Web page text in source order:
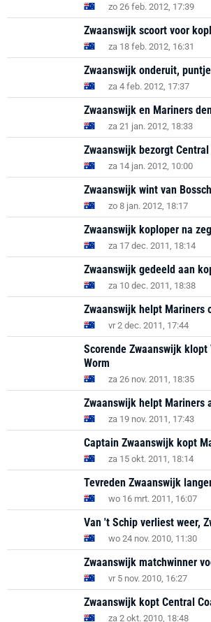
zo 26 feb. 2012, 17:39
Zwaanswijk scoort voor
za 18 feb. 2012, 16:31
Zwaanswijk onderuit,
za 4 feb. 2012, 17:37
Zwaanswijk en Mariners
za 21 jan. 2012, 18:33
Zwaanswijk bezorgt
za 14 jan. 2012, 10:00
Zwaanswijk wint van
zo 8 jan. 2012, 18:17
Zwaanswijk koploper na
za 17 dec. 2011, 18:14
Zwaanswijk gedeeld aan
za 10 dec. 2011, 18:38
Zwaanswijk helpt Mariners
vr 2 dec. 2011, 17:44
Scorende Zwaanswijk klopt
Worm
za 26 nov. 2011, 18:35
Zwaanswijk helpt Mariners
za 19 nov. 2011, 17:43
Captain Zwaanswijk kopt
za 15 okt. 2011, 18:14
Tevreden Zwaanswijk
wo 16 mrt. 2011, 16:07
Van 't Schip verliest weer,
wo 24 nov. 2010, 11:30
Zwaanswijk matchwinner
vr 5 nov. 2010, 16:27
Zwaanswijk kopt Central
za 2 okt. 2010, 18:48